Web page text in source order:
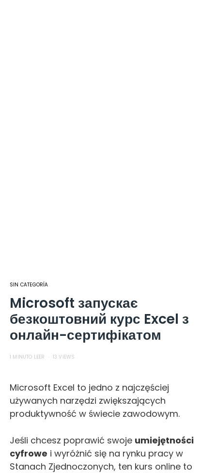
SIN CATEGORÍA
Microsoft запускає
безкоштовний курс Excel з
онлайн-сертифікатом
1 MINUTO LEER 13 VIEWS
Microsoft Excel to jedno z najczęściej
używanych narzędzi zwiększających
produktywność w świecie zawodowym.
Jeśli chcesz poprawić swoje umiejętności
cyfrowe i wyróżnić się na rynku pracy w
Stanach Zjednoczonych, ten kurs online to